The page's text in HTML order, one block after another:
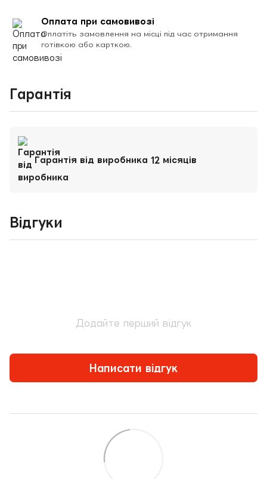
Оплата при самовивозі
Оплатіть замовлення на місці під час отримання
готівкою або карткою.
Гарантія
Гарантія від виробника 12 місяців
Відгуки
Додайте перший відгук
Написати відгук